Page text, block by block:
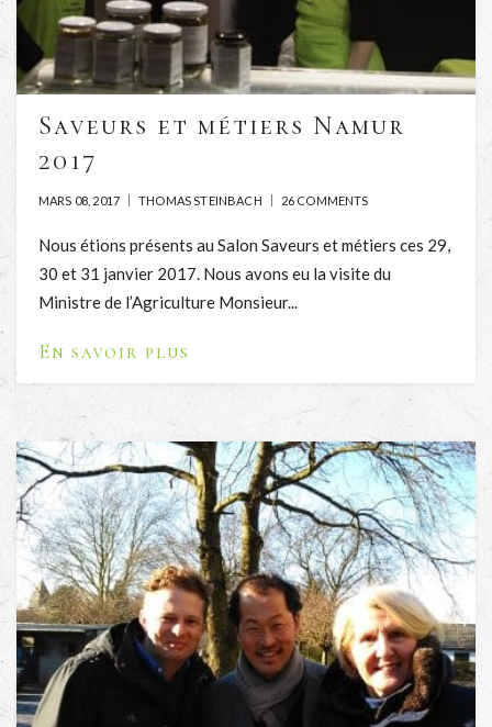
Saveurs et métiers Namur
2017
MARS 08, 2017 THOMAS STEINBACH 26 COMMENTS
Nous étions présents au Salon Saveurs et métiers ces 29,
30 et 31 janvier 2017. Nous avons eu la visite du
Ministre de l’Agriculture Monsieur...
En savoir plus